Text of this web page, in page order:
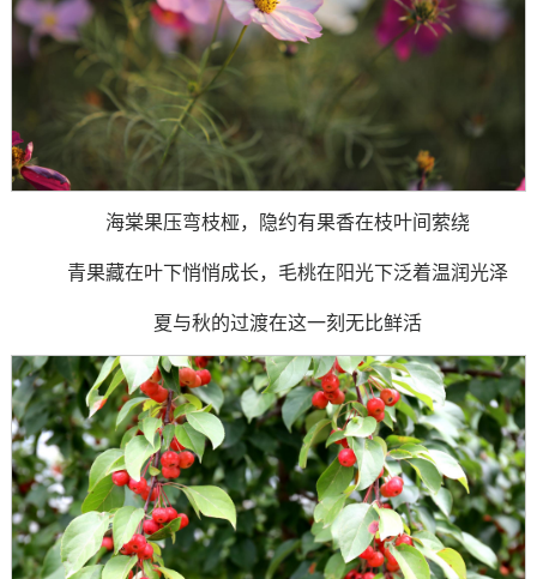
海棠果压弯枝桠，隐约有果香在枝叶间萦绕
青果藏在叶下悄悄成长，毛桃在阳光下泛着温润光泽
夏与秋的过渡在这一刻无比鲜活